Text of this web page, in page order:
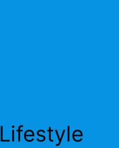
Lifestyle